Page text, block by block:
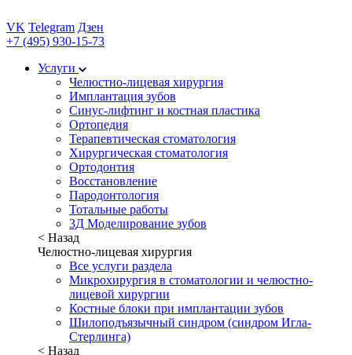
VK Telegram Дзен
+7 (495) 930-15-73
Услуги
Челюстно-лицевая хирургия
Имплантация зубов
Синус-лифтинг и костная пластика
Ортопедия
Терапевтическая стоматология
Хирургическая стоматология
Ортодонтия
Восстановление
Пародонтология
Тотальные работы
3Д Моделирование зубов
< Назад
Челюстно-лицевая хирургия
Все услуги раздела
Микрохирургия в стоматологии и челюстно-
лицевой хирургии
Костные блоки при имплантации зубов
Шилоподъязычный синдром (синдром Игла-
Стерлинга)
< Назад